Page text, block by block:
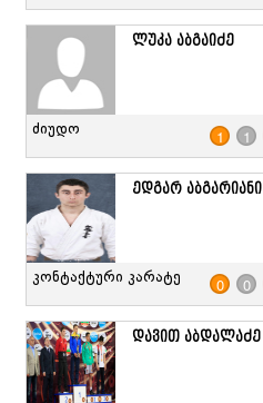
ლუკა აბგაიძე
ძიუდო 1 1
ედგარ აბგარიანი
კონტაქტური კარატე 0 0
დავით აბდალაძე